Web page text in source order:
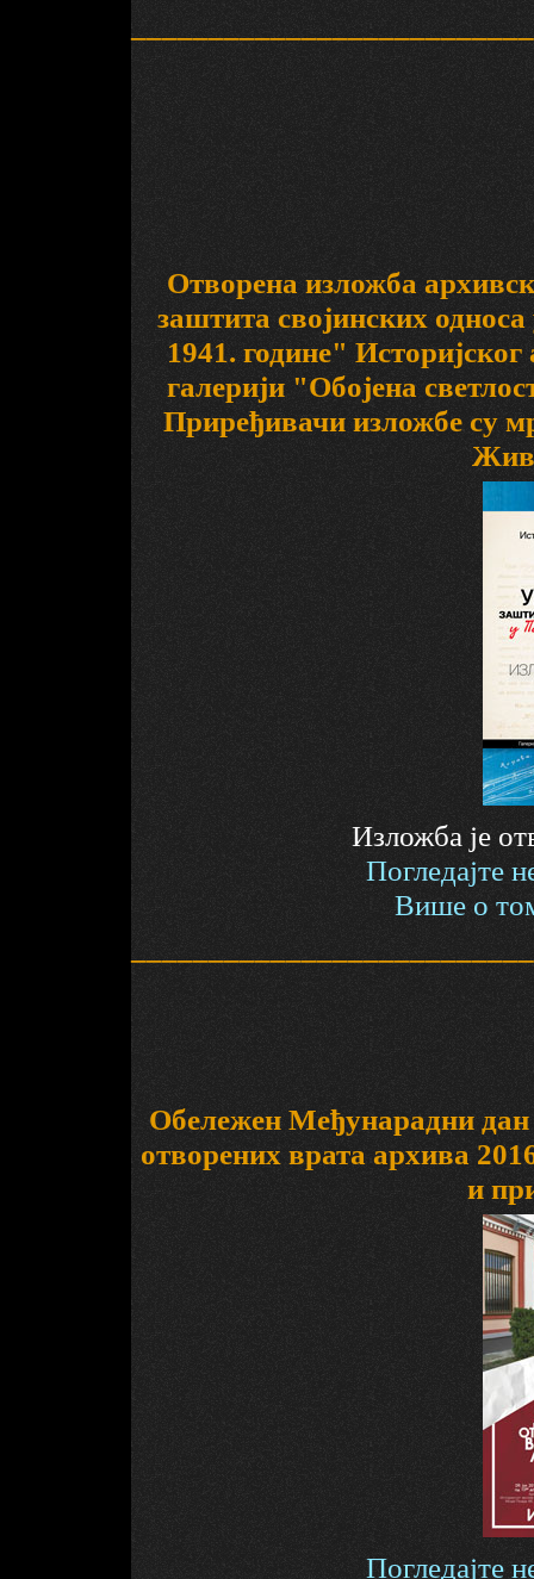
Отворена изложба
заштита својинских
1941. године"
галерији "Обојена
Приређивачи изложбе су
Изложба је
Погледајте
Више о
Обележен Међунарадни
отворених врата архива
и
Погледајте